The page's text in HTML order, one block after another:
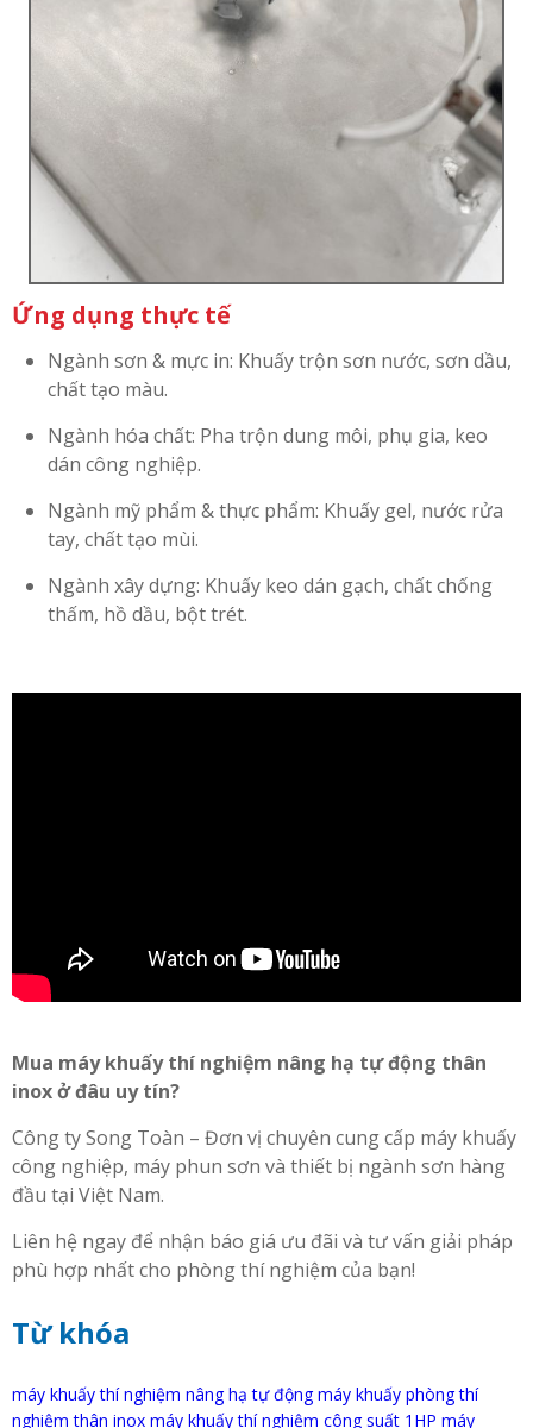
Ứng dụng thực tế
Ngành sơn & mực in: Khuấy trộn sơn nước, sơn dầu,
chất tạo màu.
Ngành hóa chất: Pha trộn dung môi, phụ gia, keo
dán công nghiệp.
Ngành mỹ phẩm & thực phẩm: Khuấy gel, nước rửa
tay, chất tạo mùi.
Ngành xây dựng: Khuấy keo dán gạch, chất chống
thấm, hồ dầu, bột trét.
Mua máy khuấy thí nghiệm nâng hạ tự động thân
inox ở đâu uy tín?
Công ty Song Toàn – Đơn vị chuyên cung cấp máy khuấy
công nghiệp, máy phun sơn và thiết bị ngành sơn hàng
đầu tại Việt Nam.
Liên hệ ngay để nhận báo giá ưu đãi và tư vấn giải pháp
phù hợp nhất cho phòng thí nghiệm của bạn!
Từ khóa
máy khuấy thí nghiệm nâng hạ tự động máy khuấy phòng thí
nghiệm thân inox máy khuấy thí nghiệm công suất 1HP máy